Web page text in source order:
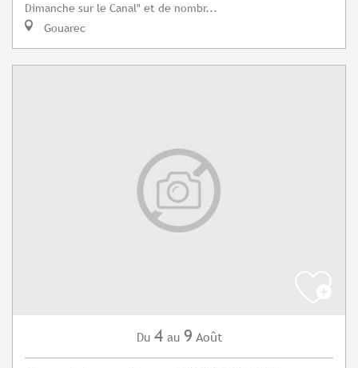
Dimanche sur le Canal" et de nombr...
Gouarec
Du 4 au 9 Août